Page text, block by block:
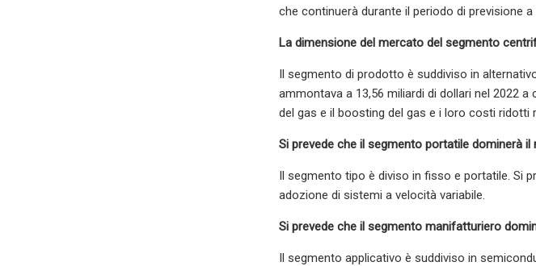
che continuerà durante il periodo di previsione
La dimensione del mercato del segmento
Il segmento di prodotto è suddiviso in
ammontava a 13,56 miliardi di dollari nel 2022
del gas e il boosting del gas e i loro costi ridotti
Si prevede che il segmento portatile dominerà il
Il segmento tipo è diviso in fisso e portatile. Si
adozione di sistemi a velocità variabile.
Si prevede che il segmento manifatturiero
Il segmento applicativo è suddiviso in